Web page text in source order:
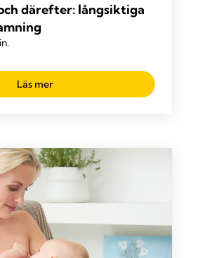
därefter: långsiktiga
Läs mer